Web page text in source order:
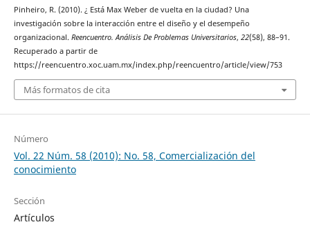
Pinheiro, R. (2010). ¿ Está Max Weber de vuelta en la ciudad? Una
investigación sobre la interacción entre el diseño y el desempeño
organizacional. Reencuentro. Análisis De Problemas Universitarios, 22(58), 88–91.
Recuperado a partir de
https://reencuentro.xoc.uam.mx/index.php/reencuentro/article/view/753
Más formatos de cita
Número
Vol. 22 Núm. 58 (2010): No. 58, Comercialización del
conocimiento
Sección
Artículos